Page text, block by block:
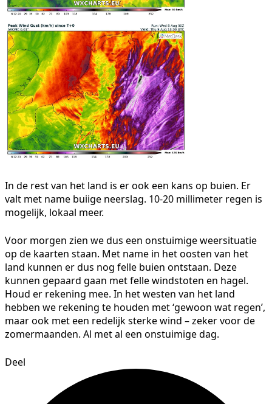
In de rest van het land is er ook een kans op buien. Er
valt met name buiige neerslag. 10-20 millimeter regen is
mogelijk, lokaal meer.
Voor morgen zien we dus een onstuimige weersituatie
op de kaarten staan. Met name in het oosten van het
land kunnen er dus nog felle buien ontstaan. Deze
kunnen gepaard gaan met felle windstoten en hagel.
Houd er rekening mee. In het westen van het land
hebben we rekening te houden met ‘gewoon wat regen’,
maar ook met een redelijk sterke wind – zeker voor de
zomermaanden. Al met al een onstuimige dag.
Deel